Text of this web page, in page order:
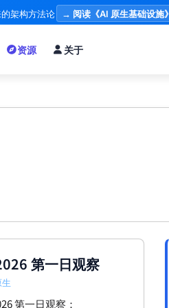
架构方法论 → 阅读《AI 原生基础设施》
资源 关于
第一日观察
第一日观察：